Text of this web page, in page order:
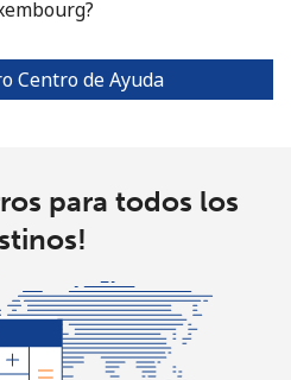
Centro de Ayuda
para todos los